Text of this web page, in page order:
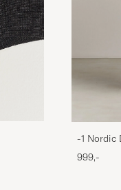
-1 Nordic
999,-